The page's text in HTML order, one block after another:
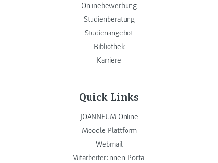
Onlinebewerbung
Studienberatung
Studienangebot
Bibliothek
Karriere
Quick Links
JOANNEUM Online
Moodle Plattform
Webmail
Mitarbeiter:innen-Portal